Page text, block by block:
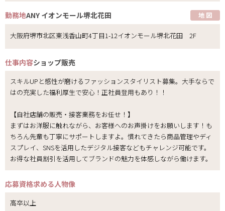
勤務地ANY イオンモール堺北花田 地 図
大阪府堺市北区東浅香山町4丁目1-12イオンモール堺北花田 2F
仕事内容ショップ販売
スキルUPと感性が磨けるファッションスタイリスト募集。大手ならで
はの充実した福利厚生で安心！正社員登用もあり！！
【自社店舗の販売・接客業務をお任せ！】
まずはお洋服に触れながら、お客様へのお声掛けをお願いします！も
ちろん先輩も丁寧にサポートしますよ。慣れてきたら商品管理やディ
スプレイ、SNSを活用したデジタル接客などもチャレンジ可能です。
お得な社員割引を活用してブランドの魅力を体感しながら働けます。
応募資格求める人物像
高卒以上